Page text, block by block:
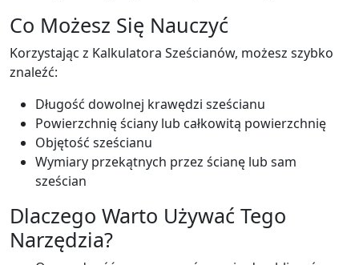
Co Możesz Się Nauczyć
Korzystając z Kalkulatora Sześcianów, możesz szybko
znaleźć:
Długość dowolnej krawędzi sześcianu
Powierzchnię ściany lub całkowitą powierzchnię
Objętość sześcianu
Wymiary przekątnych przez ścianę lub sam
sześcian
Dlaczego Warto Używać Tego
Narzędzia?